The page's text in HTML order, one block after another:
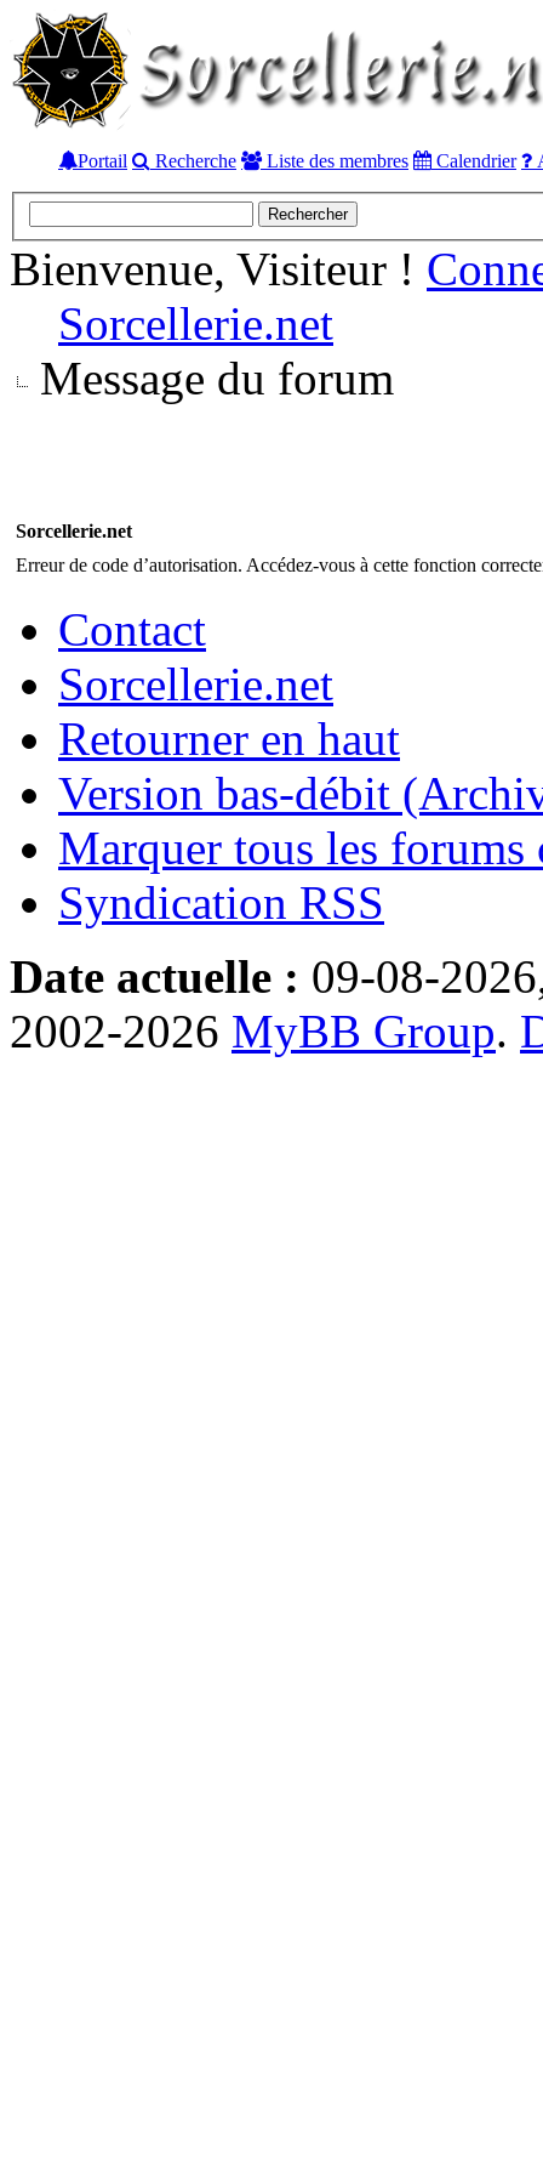
Portail Recherche Liste des membres Calendrier
Bienvenue, Visiteur !
Sorcellerie.net
Message du forum
Sorcellerie.net
Erreur de code d’autorisation. Accédez-vous à cette fonction
Contact
Sorcellerie.net
Retourner en haut
Version bas-débit
Marquer tous les forums
Syndication RSS
Date actuelle : 09-08-
2002-2026 MyBB Group.